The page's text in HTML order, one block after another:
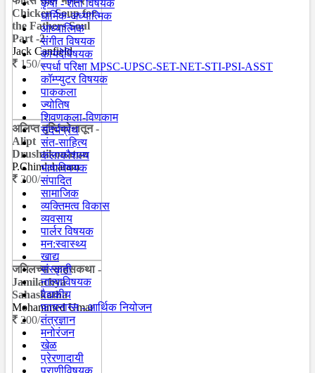
Chicken Soup for
the Fathers Soul
Part -2
Jack Canfield
150/-
अलिप्त दृष्टिकोनातून -
Alipt
Drushtikonatun
P.Chindabaram
300/-
जमिलच्या साहसकथा -
Jamilachya
Sahaskatha
Mohammed Umar
200/-
कृषी - शेती विषयक
धार्मिक-अध्यात्मिक
आध्यात्मिक
संगीत विषयक
कायदेविषयक
स्पर्धा परिक्षा MPSC-UPSC-SET-NET-STI-PSI-ASST
कॉम्प्युटर विषयक
पाककला
ज्योतिष
शिवणकला-विणकाम
संदर्भग्रंथ
संत-साहित्य
कलाकौशल्य
भाषाविषयक
संपादित
सामाजिक
व्यक्तिमत्व विकास
व्यवसाय
पार्लर विषयक
मन:स्वास्थ्य
खाद्य
संस्कृती
नात्याविषयक
वैद्यकीय
फायनान्स - आर्थिक नियोजन
तंत्रज्ञान
मनोरंजन
खेळ
प्रेरणादायी
प्राणीविषयक